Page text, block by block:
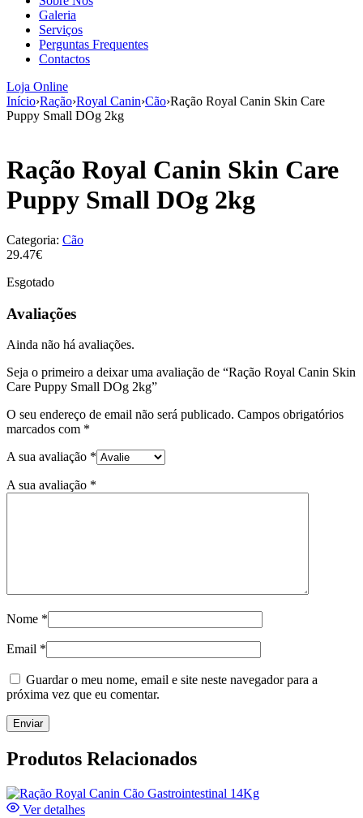
Galeria
Serviços
Perguntas Frequentes
Contactos
Loja Online
Início›Ração›Royal Canin›Cão›Ração Royal Canin Skin Care
Puppy Small DOg 2kg
Ração Royal Canin Skin Care
Puppy Small DOg 2kg
Categoria: Cão
29.47€
Esgotado
Avaliações
Ainda não há avaliações.
Seja o primeiro a deixar uma avaliação de “Ração Royal Canin Skin
Care Puppy Small DOg 2kg”
O seu endereço de email não será publicado. Campos obrigatórios
marcados com *
A sua avaliação *
A sua avaliação *
Nome *
Email *
Guardar o meu nome, email e site neste navegador para a
próxima vez que eu comentar.
Produtos Relacionados
Ver detalhes
aumenta a
probabilidade
de ver
conteúdo e
ofertas